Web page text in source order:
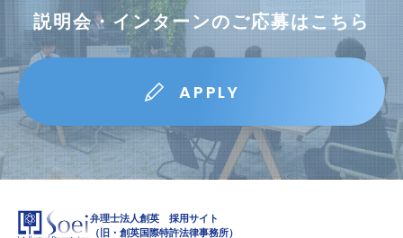
説明会・インターンのご応募はこちら
APPLY
弁理士法人創英 採用サイト
（旧・創英国際特許法律事務所）